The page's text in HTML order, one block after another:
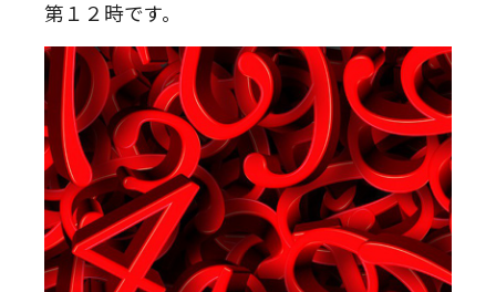
第１２時です。